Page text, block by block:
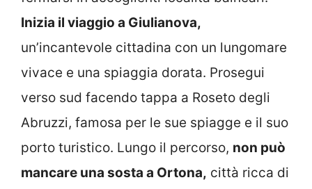
Inizia il viaggio a Giulianova,
un’incantevole cittadina con un lungomare
vivace e una spiaggia dorata. Prosegui
verso sud facendo tappa a Roseto degli
Abruzzi, famosa per le sue spiagge e il suo
porto turistico. Lungo il percorso, non può
mancare una sosta a Ortona, città ricca di